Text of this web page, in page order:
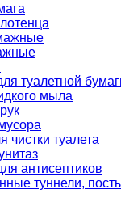
туалетной
мыла
чистки туалета
антисептиков
туннели,